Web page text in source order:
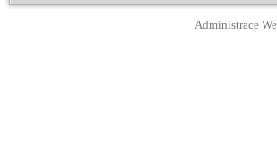
Administrace